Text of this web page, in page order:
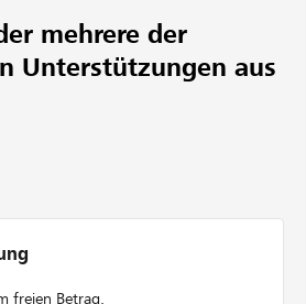
Konzerteerlebnisse geboten.
gehören auch Open-
Kinderkonzerte und
dieser einzigartigen
sichern und aktiv
mehrere der
Unterstützungen aus
freien Betrag.